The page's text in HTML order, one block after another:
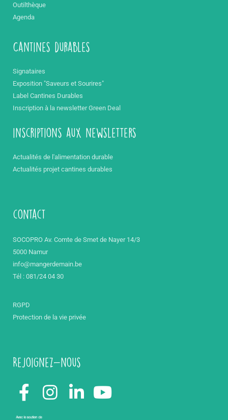
Outilthèque
Agenda
Cantines durables
Signataires
Exposition "Saveurs et Sourires"
Label Cantines Durables
Inscription à la newsletter Green Deal
inscriptions aux newsletters
Actualités de l'alimentation durable
Actualités projet cantines durables
contact
SOCOPRO Av. Comte de Smet de Nayer 14/3
5000 Namur
info@mangerdemain.be
Tél : 081/24 04 30
RGPD
Protection de la vie privée
Rejoignez-nous